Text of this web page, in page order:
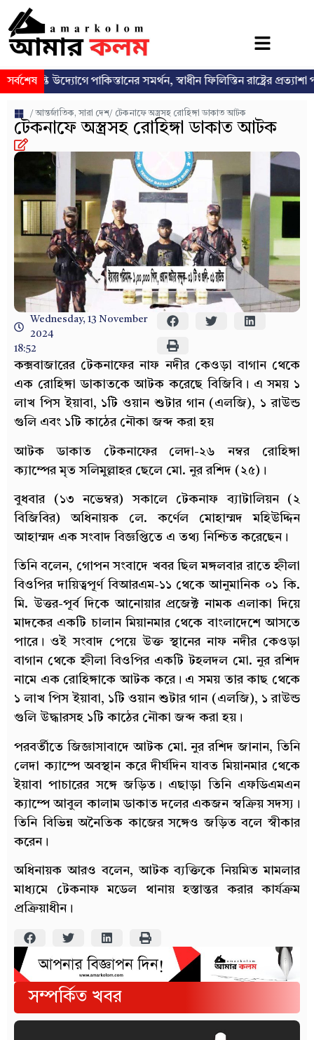
সর্বশেষ
উদ্যোগে পাকিস্তানের সমর্থন, স্বাধীন ফিলিস্তিন রাষ্ট্রের প্রত্যাশা পুনর্ব্যক্ত
/আন্তর্জাতিক, সারা দেশ/ টেকনাফে অস্ত্রসহ রোহিঙ্গা ডাকাত আটক
টেকনাফে অস্ত্রসহ রোহিঙ্গা ডাকাত আটক
Wednesday, 13 November
2024
18:52
কক্সবাজারের টেকনাফের নাফ নদীর কেওড়া বাগান থেকে
এক রোহিঙ্গা ডাকাতকে আটক করেছে বিজিবি। এ সময় ১
লাখ পিস ইয়াবা, ১টি ওয়ান শুটার গান (এলজি), ১ রাউন্ড
গুলি এবং ১টি কাঠের নৌকা জব্দ করা হয়
আটক ডাকাত টেকনাফের লেদা-২৬ নম্বর রোহিঙ্গা
ক্যাম্পের মৃত সলিমুল্লাহর ছেলে মো. নুর রশিদ (২৫)।
বুধবার (১৩ নভেম্বর) সকালে টেকনাফ ব্যাটালিয়ন (২
বিজিবির) অধিনায়ক লে. কর্ণেল মোহাম্মদ মহিউদ্দিন
আহাম্মদ এক সংবাদ বিজ্ঞপ্তিতে এ তথ্য নিশ্চিত করেছেন।
তিনি বলেন, গোপন সংবাদে খবর ছিল মঙ্গলবার রাতে হ্নীলা
বিওপির দায়িত্বপূর্ণ বিআরএম-১১ থেকে আনুমানিক ০১ কি.
মি. উত্তর-পূর্ব দিকে আনোয়ার প্রজেক্ট নামক এলাকা দিয়ে
মাদকের একটি চালান মিয়ানমার থেকে বাংলাদেশে আসতে
পারে। ওই সংবাদ পেয়ে উক্ত স্থানের নাফ নদীর কেওড়া
বাগান থেকে হ্নীলা বিওপির একটি টহলদল মো. নুর রশিদ
নামে এক রোহিঙ্গাকে আটক করে। এ সময় তার কাছ থেকে
১ লাখ পিস ইয়াবা, ১টি ওয়ান শুটার গান (এলজি), ১ রাউন্ড
গুলি উদ্ধারসহ ১টি কাঠের নৌকা জব্দ করা হয়।
পরবর্তীতে জিজ্ঞাসাবাদে আটক মো. নুর রশিদ জানান, তিনি
লেদা ক্যাম্পে অবস্থান করে দীর্ঘদিন যাবত মিয়ানমার থেকে
ইয়াবা পাচারের সঙ্গে জড়িত। এছাড়া তিনি এফডিএমএন
ক্যাম্পে আবুল কালাম ডাকাত দলের একজন স্বক্রিয় সদস্য।
তিনি বিভিন্ন অনৈতিক কাজের সঙ্গেও জড়িত বলে স্বীকার
করেন।
অধিনায়ক আরও বলেন, আটক ব্যক্তিকে নিয়মিত মামলার
মাধ্যমে টেকনাফ মডেল থানায় হস্তান্তর করার কার্যক্রম
প্রক্রিয়াধীন।
সম্পর্কিত খবর